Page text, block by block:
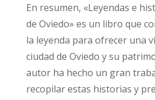
En resumen, «Leyendas e
de Oviedo» es un libro que
la leyenda para ofrecer una
ciudad de Oviedo y su
autor ha hecho un gran
recopilar estas historias y